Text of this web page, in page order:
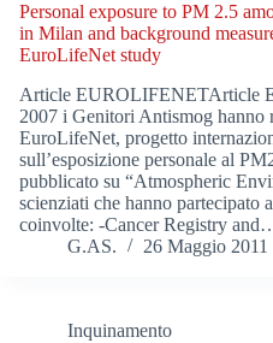
Personal exposure to PM 2.5
in Milan and background
EuroLifeNet study
Article EUROLIFENETArticle
2007 i Genitori Antismog hanno
EuroLifeNet, progetto
sull’esposizione personale al
pubblicato su “Atmospheric
scienziati che hanno partecipato
coinvolte: -Cancer Registry
G.AS.
26 Maggio 2011
Inquinamento